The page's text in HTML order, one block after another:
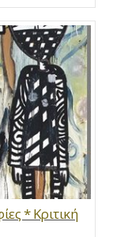
* Κριτική